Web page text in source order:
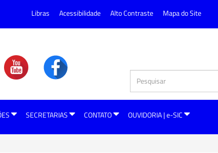
Libras Acessibilidade Alto Contraste Mapa do Site
SECRETARIAS CONTATO OUVIDORIA | e-SIC